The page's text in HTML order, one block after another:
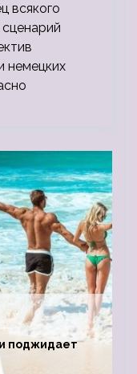
всякого
немецких
поджидает